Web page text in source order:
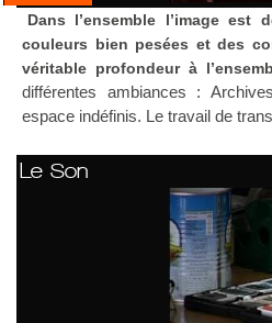
Dans l’ensemble l’image est
couleurs bien pesées et des
véritable profondeur à
différentes ambiances :
espace indéfinis. Le travail de
Le Son